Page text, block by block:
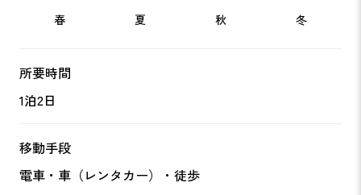
春 夏 秋 冬
所要時間
1泊2日
移動手段
電車・車（レンタカー）・徒歩